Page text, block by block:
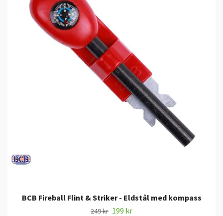
BCB Fireball Flint & Striker - Eldstål med kompass
249 kr 199 kr